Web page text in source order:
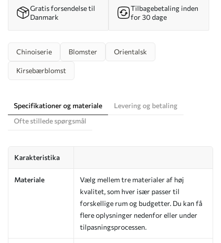
Gratis forsendelse til
Danmark
Tilbagebetaling inden
for 30 dage
Chinoiserie Blomster Orientalsk
Kirsebærblomst
Specifikationer og materiale
Levering og betaling
Ofte stillede spørgsmål
Karakteristika
Materiale
Vælg mellem tre materialer af høj
kvalitet, som hver især passer til
forskellige rum og budgetter. Du kan få
flere oplysninger nedenfor eller under
tilpasningsprocessen.